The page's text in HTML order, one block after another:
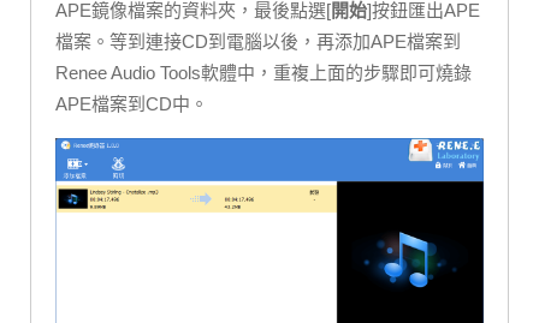
APE鏡像檔案的資料夾，最後點選[開始]按鈕匯出APE
檔案。等到連接CD到電腦以後，再添加APE檔案到
Renee Audio Tools軟體中，重複上面的步驟即可燒錄
APE檔案到CD中。